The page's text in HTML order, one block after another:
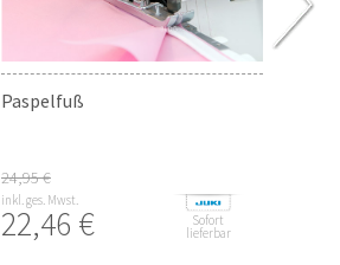
Paspelfuß
24,95 €
inkl. ges. Mwst.
22,46 € Sofort
lieferbar